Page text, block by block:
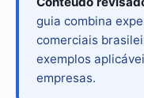
guia combina
comerciais
exemplos
empresas.